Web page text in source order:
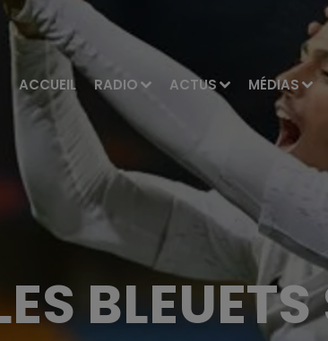
ACCUEIL RADIO ACTUS MÉDIAS